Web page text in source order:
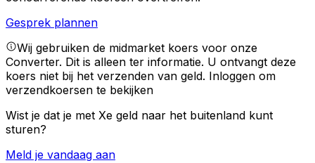
Gesprek plannen
Wij gebruiken de midmarket koers voor onze
Converter. Dit is alleen ter informatie. U ontvangt deze
koers niet bij het verzenden van geld. Inloggen om
verzendkoersen te bekijken
Wist je dat je met Xe geld naar het buitenland kunt
sturen?
Meld je vandaag aan